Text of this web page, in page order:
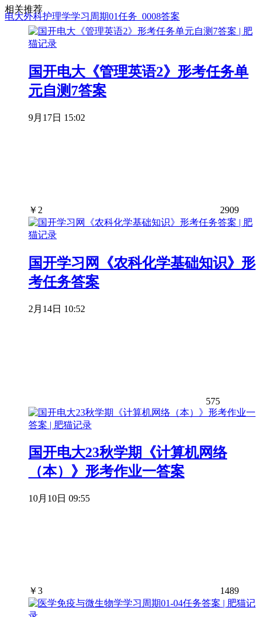
电大外科护理学学习周期01任务_0008答案
相关推荐
国开电大《管理英语2》形考任务单
元自测7答案
9月17日 15:02
￥ 2 2909
国开学习网《农科化学基础知识》形
考任务答案
2月14日 10:52
575
国开电大23秋学期《计算机网络
（本）》形考作业一答案
10月10日 09:55
￥3 1489